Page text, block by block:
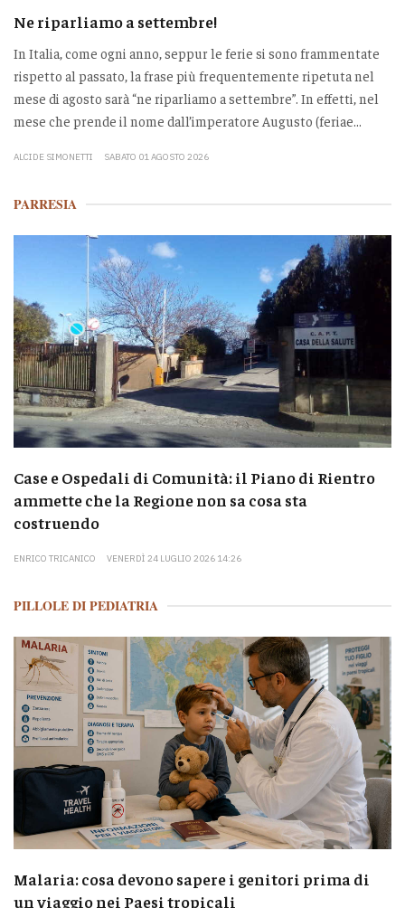
Ne riparliamo a settembre!
In Italia, come ogni anno, seppur le ferie si sono frammentate
rispetto al passato, la frase più frequentemente ripetuta nel
mese di agosto sarà “ne riparliamo a settembre”. In effetti, nel
mese che prende il nome dall’imperatore Augusto (feriae...
ALCIDE SIMONETTI SABATO 01 AGOSTO 2026
PARRESIA
Case e Ospedali di Comunità: il Piano di Rientro
ammette che la Regione non sa cosa sta
costruendo
ENRICO TRICANICO VENERDÌ 24 LUGLIO 2026 14:26
PILLOLE DI PEDIATRIA
Malaria: cosa devono sapere i genitori prima di
un viaggio nei Paesi tropicali